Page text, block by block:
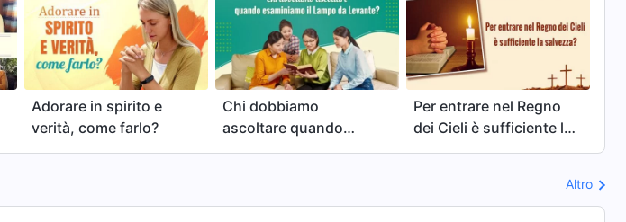
Adorare in spirito e
verità, come farlo?
Chi dobbiamo
ascoltare quando
esaminiamo il Lampo
Per entrare nel Regno
dei Cieli è sufficiente la
salvezza?
Altro